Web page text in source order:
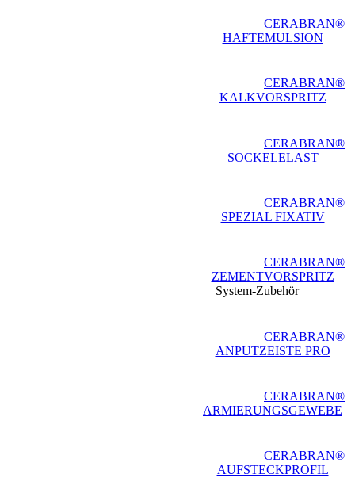
CERABRAN®
HAFTEMULSION
CERABRAN®
KALKVORSPRITZ
CERABRAN®
SOCKELELAST
CERABRAN®
SPEZIAL FIXATIV
CERABRAN®
ZEMENTVORSPRITZ
System-Zubehör
CERABRAN®
ANPUTZEISTE PRO
CERABRAN®
ARMIERUNGSGEWEBE
CERABRAN®
AUFSTECKPROFIL